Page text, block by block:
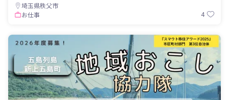
埼玉県秩父市
お仕事
4